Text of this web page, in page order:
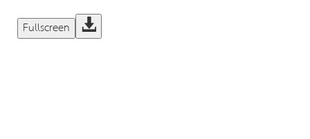
Fullscreen